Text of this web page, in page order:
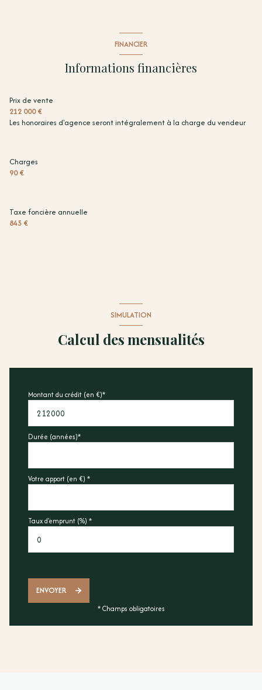
FINANCIER
Informations financières
Prix de vente
212 000 €
Les honoraires d'agence seront intégralement à la charge du vendeur
Charges
90 €
Taxe foncière annuelle
845 €
SIMULATION
Calcul des mensualités
Montant du crédit (en €)*
Durée (années)*
Votre apport (en €) *
Taux d'emprunt (%) *
ENVOYER
* Champs obligatoires